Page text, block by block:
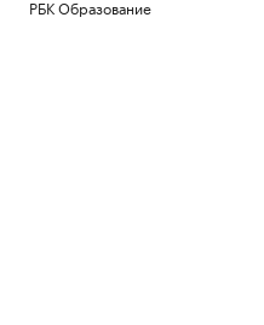
РБК Образование